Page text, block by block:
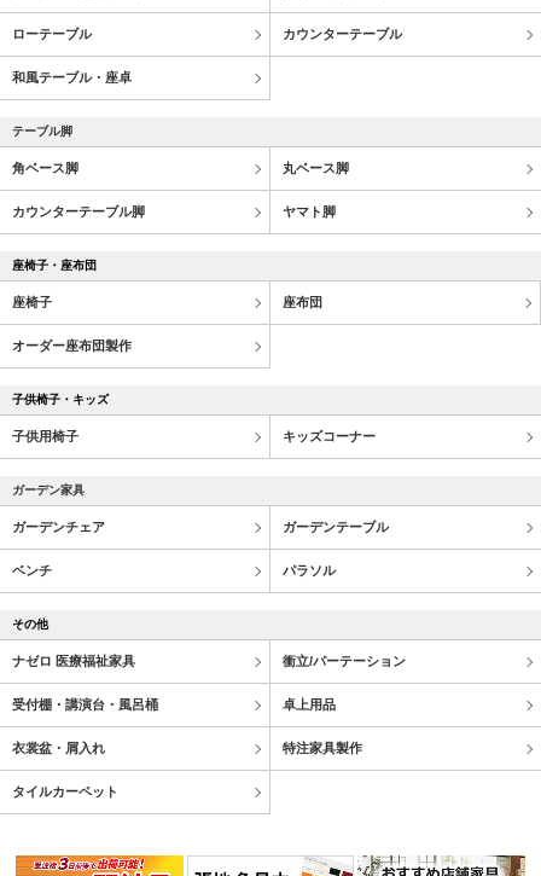
ローテーブル カウンターテーブル
和風テーブル・座卓
テーブル脚
角ベース脚 丸ベース脚
カウンターテーブル脚 ヤマト脚
座椅子・座布団
座椅子 座布団
オーダー座布団製作
子供椅子・キッズ
子供用椅子 キッズコーナー
ガーデン家具
ガーデンチェア ガーデンテーブル
ベンチ パラソル
その他
ナゼロ 医療福祉家具 衝立/パーテーション
受付棚・講演台・風呂桶 卓上用品
衣裳盆・屑入れ 特注家具製作
タイルカーペット